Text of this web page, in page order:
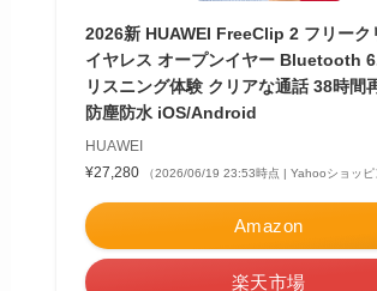
2026新 HUAWEI FreeClip 2 フリーク
イヤレス オープンイヤー Bluetooth
リスニング体験 クリアな通話 38時間
防塵防水 iOS/Android
HUAWEI
¥27,280
（2026/06/19 23:53時点 | Yahooショッピ
Amazon
楽天市場